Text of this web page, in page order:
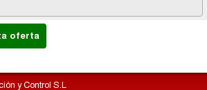
y Control S.L